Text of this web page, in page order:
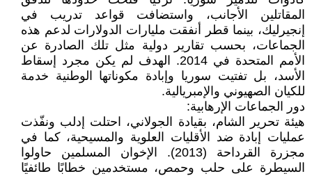
المقاتلين الأجانب، واستضافت قواعد تدريب في
إنجيرليك، بينما قطر أنفقت مليارات الدولارات لدعم هذه
الجماعات، بحسب تقارير دولية مثل تلك الصادرة عن
الأمم المتحدة في 2014. الهدف لم يكن مجرد إسقاط
الأسد، بل تفتيت سوريا وإبادة مكوناتها الوطنية خدمة
للكيان الصهيوني والإمبريالية.
دور الجماعات الإرهابية:
هيئة تحرير الشام، بقيادة الجولاني، احتلت إدلب ونفّذت
عمليات إبادة ضد الأقليات العلوية والمسيحية، كما في
مجزرة القرداحة (2013). الإخوان المسلمين حاولوا
السيطرة على حلب وحمص، مستخدمين خطابًا طائفيًا